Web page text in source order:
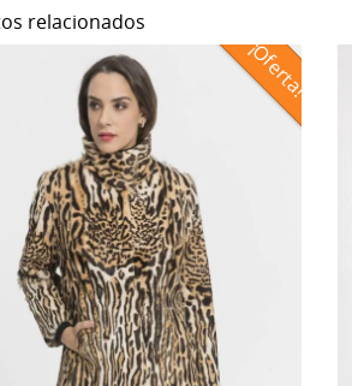
4.110,00€.2.250,00€.
relacionados
¡Oferta!